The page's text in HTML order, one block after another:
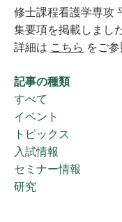
修士課程看護学専攻
集要項を掲載しまし
詳細は こちら をご参
記事の種類
すべて
イベント
トピックス
入試情報
セミナー情報
研究